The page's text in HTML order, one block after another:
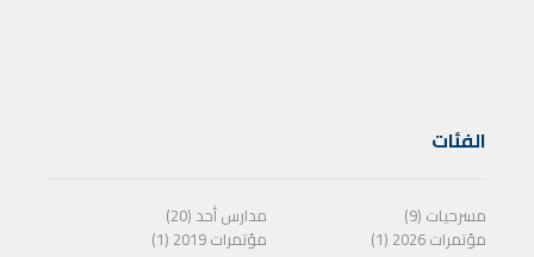
الفئات
مسرحيات (9)
مدارس أحد (20)
مؤتمرات 2026 (1)
مؤتمرات 2019 (1)